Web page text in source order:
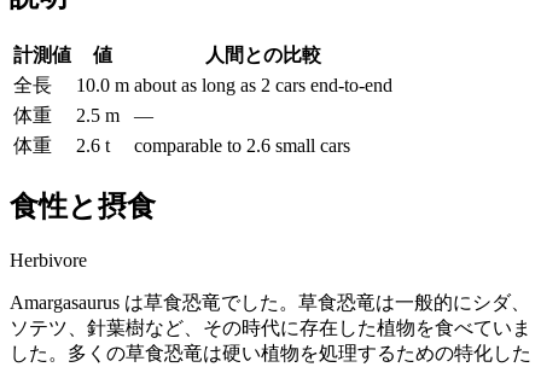
計測値 値
人間との比較
全長
10.0 m about as long as 2 cars end-to-end
体重
2.5 m
—
体重
2.6 t comparable to 2.6 small cars
食性と摂食
Herbivore
Amargasaurus は草食恐竜でした。草食恐竜は一般的にシダ、
ソテツ、針葉樹など、その時代に存在した植物を食べていま
した。多くの草食恐竜は硬い植物を処理するための特化した